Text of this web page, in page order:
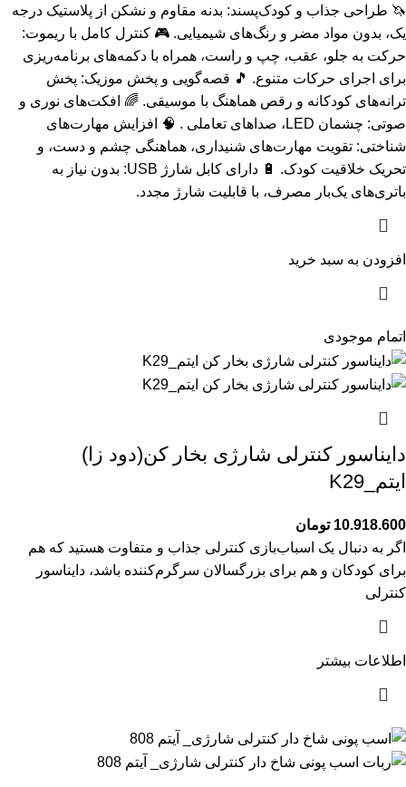
🦄 طراحی جذاب و کودک‌پسند: بدنه مقاوم و نشکن از پلاستیک درجه
یک، بدون مواد مضر و رنگ‌های شیمیایی. 🎮 کنترل کامل با ریموت:
حرکت به جلو، عقب، چپ و راست، همراه با دکمه‌های برنامه‌ریزی
برای اجرای حرکات متنوع. 🎵 قصه‌گویی و پخش موزیک: پخش
ترانه‌های کودکانه و رقص هماهنگ با موسیقی. 🌈 افکت‌های نوری و
صوتی: چشمان LED، صداهای تعاملی . 🧠 افزایش مهارت‌های
شناختی: تقویت مهارت‌های شنیداری، هماهنگی چشم و دست، و
تحریک خلاقیت کودک. 🔋 دارای کابل شارژ USB: بدون نیاز به
باتری‌های یک‌بار مصرف، با قابلیت شارژ مجدد.
افزودن به سبد خرید
اتمام موجودی
دایناسور کنترلی شارژی بخار کن(دود زا)
ایتم_K29
10.918.600 تومان
اگر به دنبال یک اسباب‌بازی کنترلی جذاب و متفاوت هستید که هم
برای کودکان و هم برای بزرگسالان سرگرم‌کننده باشد، دایناسور
کنترلی
اطلاعات بیشتر